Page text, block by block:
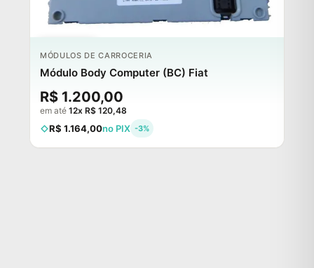
ESGOTADO
MÓDULOS DE CARROCERIA
Módulo Body Computer (BC) Fiat
R$ 1.200,00
em até 12x R$ 120,48
R$ 1.164,00no PIX -3%